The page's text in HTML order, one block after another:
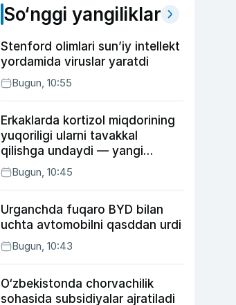
So‘nggi yangiliklar
Stenford olimlari sun’iy intellekt
yordamida viruslar yaratdi
Bugun, 10:55
Erkaklarda kortizol miqdorining
yuqoriligi ularni tavakkal
qilishga undaydi — yangi
tadqiqot
Bugun, 10:45
Urganchda fuqaro BYD bilan
uchta avtomobilni qasddan urdi
Bugun, 10:43
O‘zbekistonda chorvachilik
sohasida subsidiyalar ajratiladi